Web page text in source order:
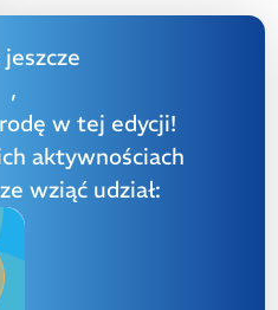
jeszcze
,
w tej edycji!
aktywnościach
wziąć udział: